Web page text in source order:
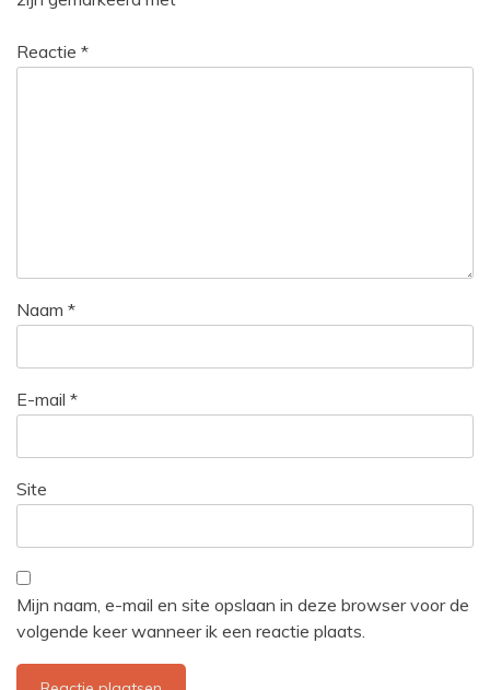
Reactie *
Naam *
E-mail *
Site
Mijn naam, e-mail en site opslaan in deze browser voor de
volgende keer wanneer ik een reactie plaats.